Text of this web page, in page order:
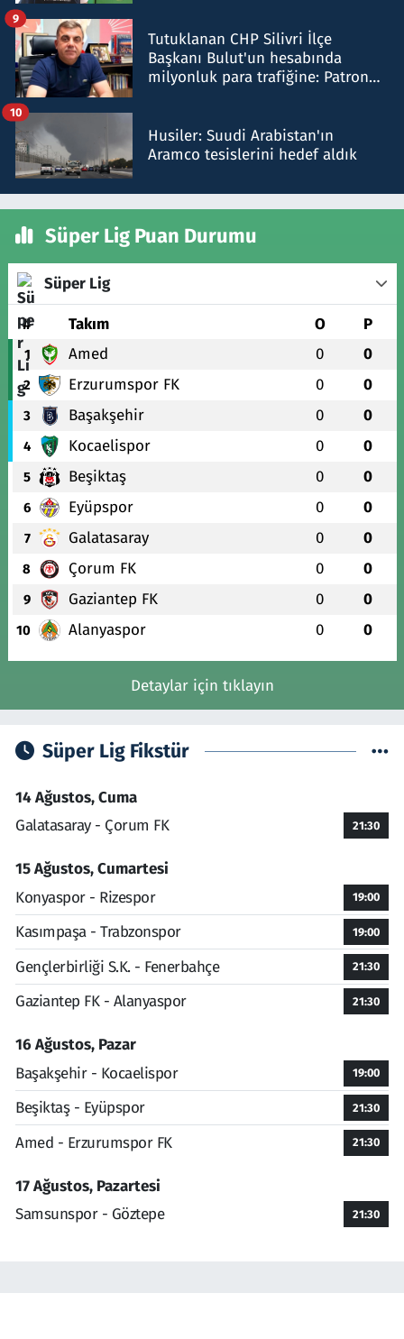
Tutuklanan CHP Silivri İlçe
Başkanı Bulut'un hesabında
milyonluk para trafiğine: Patron
9
Husiler: Suudi Arabistan'ın
Aramco tesislerini hedef aldık
10
Süper Lig Puan Durumu
Süper Lig
# Takım O P
1 Amed 0 0
2 Erzurumspor FK 0 0
3 Başakşehir 0 0
4 Kocaelispor 0 0
5 Beşiktaş 0 0
6 Eyüpspor 0 0
7 Galatasaray 0 0
8 Çorum FK 0 0
9 Gaziantep FK 0 0
10 Alanyaspor 0 0
Detaylar için tıklayın
Süper Lig Fikstür
14 Ağustos, Cuma
Galatasaray - Çorum FK
21:30
15 Ağustos, Cumartesi
Konyaspor - Rizespor
19:00
Kasımpaşa - Trabzonspor 19:00
Gençlerbirliği S.K. - Fenerbahçe 21:30
Gaziantep FK - Alanyaspor 21:30
16 Ağustos, Pazar
Başakşehir - Kocaelispor
19:00
Beşiktaş - Eyüpspor 21:30
Amed - Erzurumspor FK 21:30
17 Ağustos, Pazartesi
Samsunspor - Göztepe
21:30